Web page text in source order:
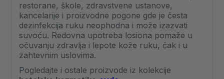
restorane, škole, zdravstvene ustanove,
kancelarije i proizvodne pogone gde je česta
dezinfekcija ruku neophodna i može izazvati
suvoću. Redovna upotreba losiona pomaže u
očuvanju zdravlja i lepote kože ruku, čak i u
zahtevnim uslovima.
Pogledajte i ostale proizvode iz kolekcije